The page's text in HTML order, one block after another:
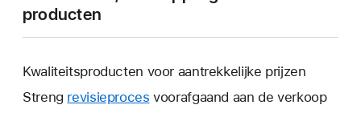
producten
Kwaliteitsproducten voor aantrekkelijke prijzen
Streng revisieproces voorafgaand aan de verkoop